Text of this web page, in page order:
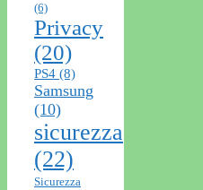
(6)
Privacy
(20)
PS4 (8)
Samsung
(10)
sicurezza
(22)
Sicurezza